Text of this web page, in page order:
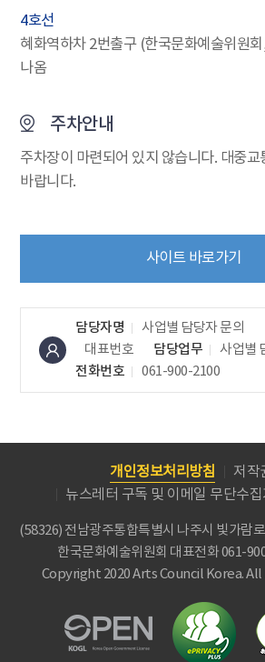
4호선
혜화역하차 2번출구 (한국문화예술위원
나옴
주차안내
주차장이 마련되어 있지 않습니다. 대중교
바랍니다.
사이트 바로가기
담당자명 사업별 담당자 문의
대표번호
담당업무
사업별
전화번호
061-900-2100
개인정보처리방침
저작
뉴스레터 구독 및 이메일 무단수
(58326) 전남광주통합특별시 나주시 빛가람
한국문화예술위원회 대표전화 061-
Copyright 2020 Arts Council Korea.